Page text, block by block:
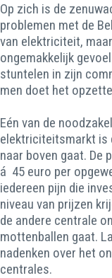
Op zich is de
problemen met de
van elektriciteit,
ongemakkelijk
stuntelen in zijn
men doet het
Eén van de
elektriciteitsmarkt is
naar boven gaat. De
á 45 euro per
iedereen pijn die
niveau van prijzen
de andere centrale
mottenballen gaat.
nadenken over het
centrales.